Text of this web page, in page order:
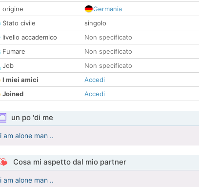
origine
Germania
Stato civile
singolo
livello accademico
Non specificato
Fumare
Non specificato
Job
Non specificato
I miei amici
Accedi
Joined
Accedi
un po 'di me
i am alone man ..
Cosa mi aspetto dal mio partner
i am alone man ..